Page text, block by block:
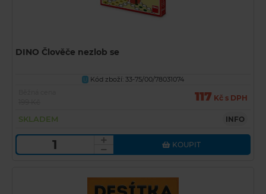
DINO Člověče nezlob se
U
Kód zboží: 33-75/00/78031074
117 Kč s DPH
SKLADEM INFO
KOUPIT